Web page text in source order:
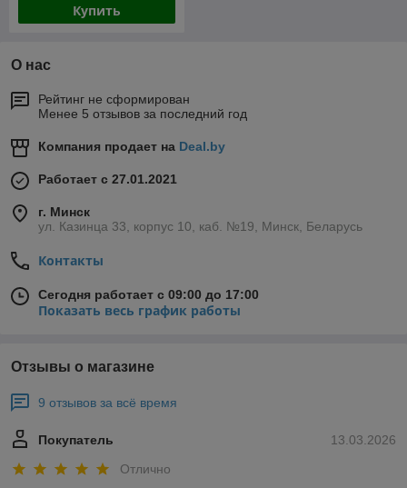
Купить
О нас
Рейтинг не сформирован
Менее 5 отзывов за последний год
Компания продает на Deal.by
Работает с 27.01.2021
г. Минск
ул. Казинца 33, корпус 10, каб. №19, Минск, Беларусь
Контакты
Сегодня работает с 09:00 до 17:00
Показать весь график работы
Отзывы о магазине
9 отзывов за всё время
13.03.2026
Покупатель
Отлично